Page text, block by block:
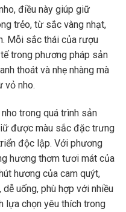
điều này giúp giữ
trẻo, từ sắc vàng nhạt,
Mỗi sắc thái của rượu
trong phương pháp sản
thoát và nhẹ nhàng mà
vỏ nho.
trong quá trình sản
được màu sắc đặc trưng
độc lập. Với phương
hương thơm tươi mát của
hương của cam quýt,
uống, phù hợp với nhiều
lựa chọn yêu thích trong